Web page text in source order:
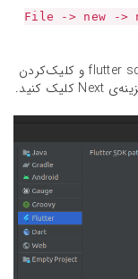
File -> new ->
سپس مطابق تصویر زیر؛ با مشخص‌کردن flutter sdk path و کلیک‌کردن